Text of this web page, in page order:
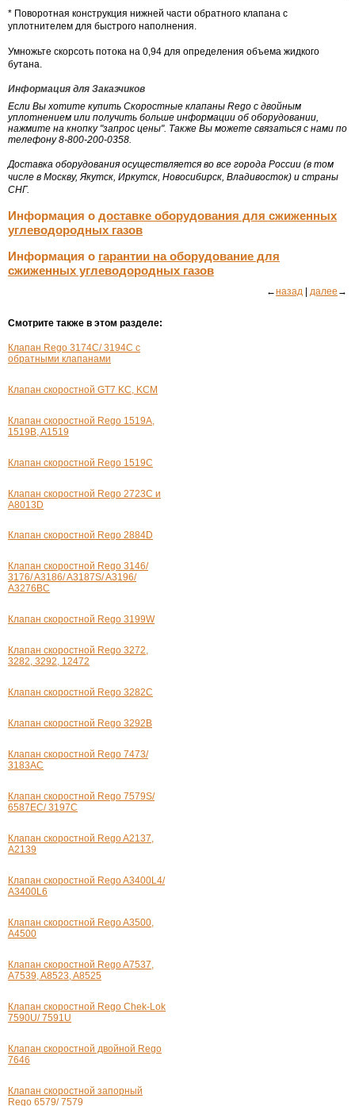
* Поворотная конструкция нижней части обратного клапана с
уплотнителем для быстрого наполнения.
Умножьте скорсоть потока на 0,94 для определения объема жидкого
бутана.
Информация для Заказчиков
Если Вы хотите купить Скоростные клапаны Rego с двойным
уплотнением или получить больше информации об оборудовании,
нажмите на кнопку "запрос цены". Также Вы можете связаться с нами по
телефону 8-800-200-0358.
Доставка оборудования осуществляется во все города России (в том
числе в Москву, Якутск, Иркутск, Новосибирск, Владивосток) и страны
СНГ.
Информация о доставке оборудования для сжиженных
углеводородных газов
Информация о гарантии на оборудование для
сжиженных углеводородных газов
←назад | далее →
Смотрите также в этом разделе:
Клапан Rego 3174С/ 3194С с
обратными клапанами
Клапан скоростной GT7 KC, KCM
Клапан скоростной Rego 1519A,
1519B, A1519
Клапан скоростной Rego 1519C
Клапан скоростной Rego 2723C и
А8013D
Клапан скоростной Rego 2884D
Клапан скоростной Rego 3146/
3176/ A3186/ A3187S/ A3196/
A3276BC
Клапан скоростной Rego 3199W
Клапан скоростной Rego 3272,
3282, 3292, 12472
Клапан скоростной Rego 3282C
Клапан скоростной Rego 3292B
Клапан скоростной Rego 7473/
3183AC
Клапан скоростной Rego 7579S/
6587EC/ 3197C
Клапан скоростной Rego A2137,
A2139
Клапан скоростной Rego A3400L4/
A3400L6
Клапан скоростной Rego A3500,
А4500
Клапан скоростной Rego A7537,
A7539, A8523, A8525
Клапан скоростной Rego Chek-Lok
7590U/ 7591U
Клапан скоростной двойной Rego
7646
Клапан скоростной запорный
Rego 6579/ 7579